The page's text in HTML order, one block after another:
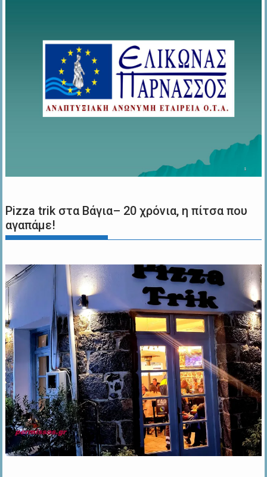
Pizza trik στα Βάγια– 20 χρόνια, η πίτσα που
αγαπάμε!